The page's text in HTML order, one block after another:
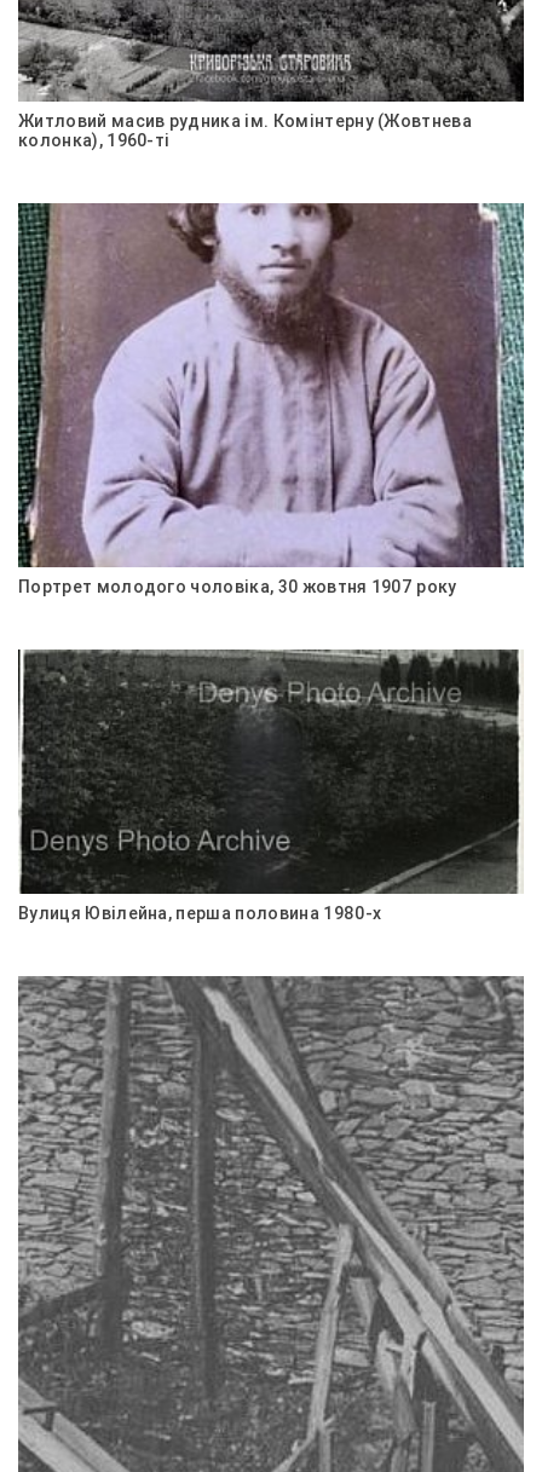
Житловий масив рудника ім. Комінтерну (Жовтнева
колонка), 1960-ті
Портрет молодого чоловіка, 30 жовтня 1907 року
Вулиця Ювілейна, перша половина 1980-х